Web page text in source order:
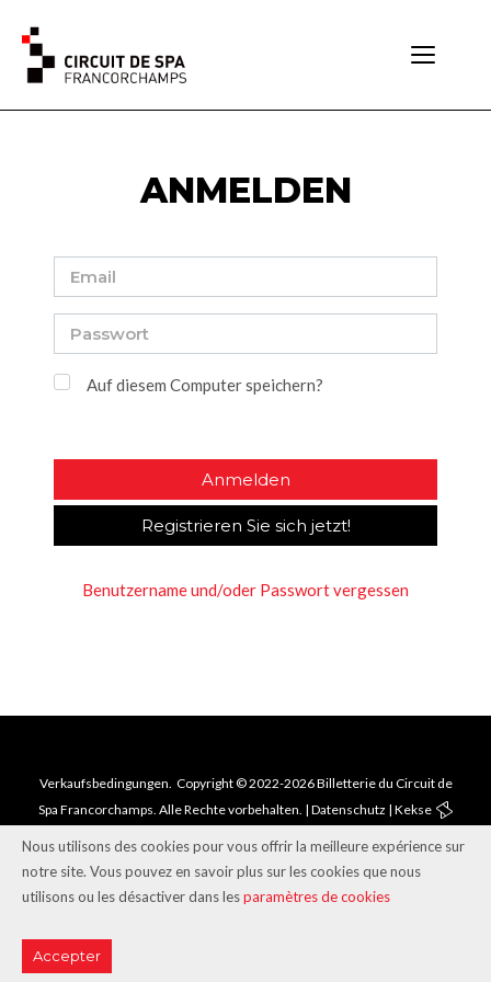
Toggle
ANMELDEN
Auf diesem Computer speichern?
Anmelden
Registrieren Sie sich jetzt!
Benutzername und/oder Passwort vergessen
Verkaufsbedingungen. Copyright© 2022-2026 Billetterie du Circuit de
Spa Francorchamps. Alle Rechte vorbehalten. | Datenschutz | Kekse
Nous utilisons des cookies pour vous offrir la meilleure expérience sur
notre site. Vous pouvez en savoir plus sur les cookies que nous
utilisons ou les désactiver dans lesparamètres de cookies
Accepter